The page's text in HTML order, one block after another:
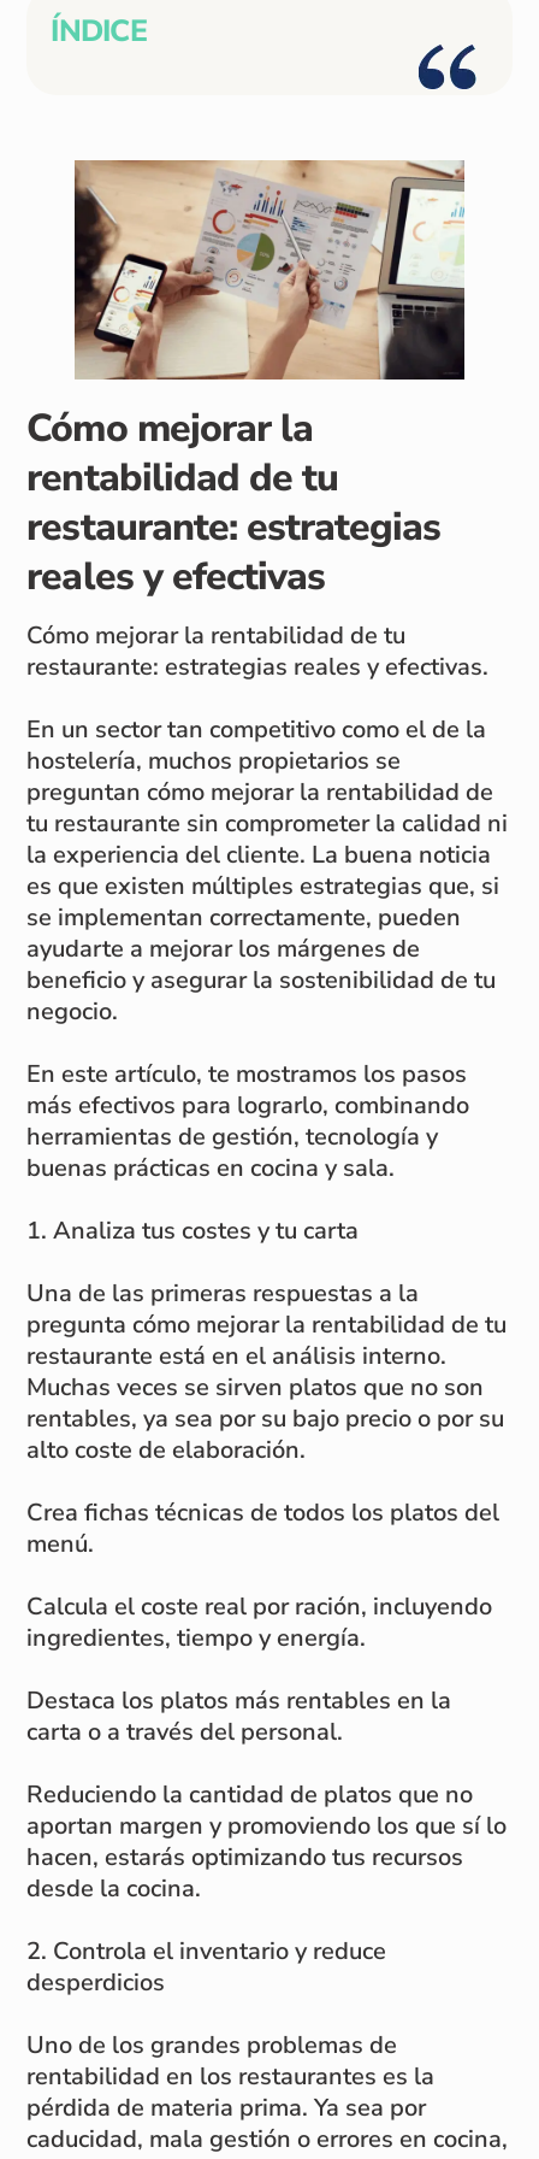
ÍNDICE
Cómo mejorar la
rentabilidad de tu
restaurante: estrategias
reales y efectivas
Cómo mejorar la rentabilidad de tu
restaurante: estrategias reales y efectivas.
En un sector tan competitivo como el de la
hostelería, muchos propietarios se
preguntan cómo mejorar la rentabilidad de
tu restaurante sin comprometer la calidad ni
la experiencia del cliente. La buena noticia
es que existen múltiples estrategias que, si
se implementan correctamente, pueden
ayudarte a mejorar los márgenes de
beneficio y asegurar la sostenibilidad de tu
negocio.
En este artículo, te mostramos los pasos
más efectivos para lograrlo, combinando
herramientas de gestión, tecnología y
buenas prácticas en cocina y sala.
1. Analiza tus costes y tu carta
Una de las primeras respuestas a la
pregunta cómo mejorar la rentabilidad de tu
restaurante está en el análisis interno.
Muchas veces se sirven platos que no son
rentables, ya sea por su bajo precio o por su
alto coste de elaboración.
Crea fichas técnicas de todos los platos del
menú.
Calcula el coste real por ración, incluyendo
ingredientes, tiempo y energía.
Destaca los platos más rentables en la
carta o a través del personal.
Reduciendo la cantidad de platos que no
aportan margen y promoviendo los que sí lo
hacen, estarás optimizando tus recursos
desde la cocina.
2. Controla el inventario y reduce
desperdicios
Uno de los grandes problemas de
rentabilidad en los restaurantes es la
pérdida de materia prima. Ya sea por
caducidad, mala gestión o errores en cocina,